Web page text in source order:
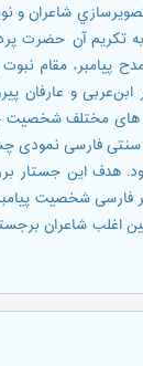
شاعران و
تکریم آن حضرت
پیامبر، مقام
و عارفان
های مختلف شخصیت
فارسی نمودی
هدف این جستار
شخصیت
اغلب شاعران